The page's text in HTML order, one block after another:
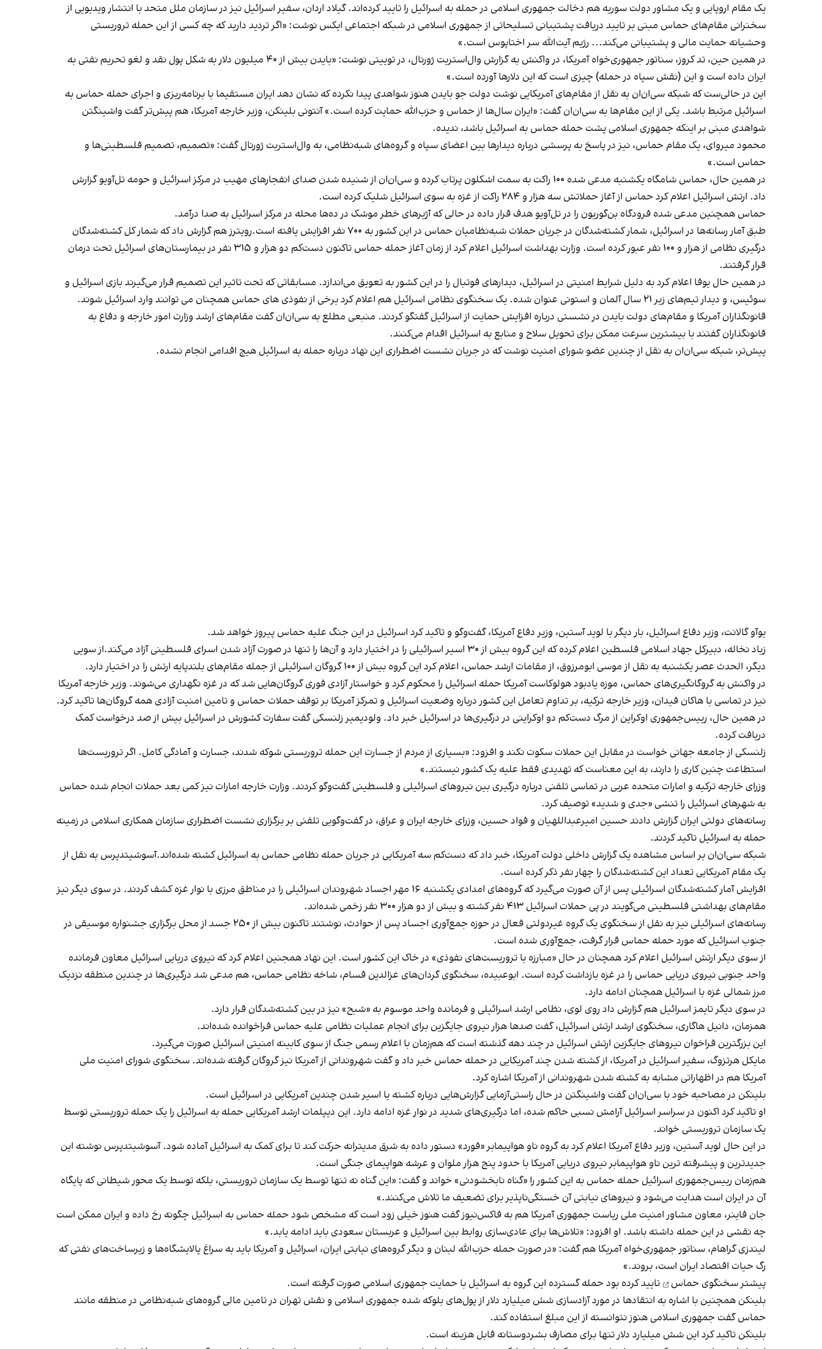
یک مقام اروپایی و یک مشاور دولت سوریه هم دخالت جمهوری اسلامی در حمله به اسرائیل را تایید کرده‌اند. گیلاد اردان، سفیر اسرائیل نیز در سازمان ملل متحد با انتشار ویدیویی از
سخنرانی مقام‌های حماس مبنی بر تایید دریافت پشتیبانی تسلیحاتی از جمهوری اسلامی در شبکه اجتماعی ایکس نوشت: «اگر تردید دارید که چه کسی از این حمله تروریستی
وحشیانه حمایت مالی و پشتیبانی می‌کند... رژيم آيت‌الله سر اختاپوس است.»
در همین حین، تد کروز، سناتور جمهوری‌خواه آمریکا، در واکنش به گزارش وال‌استریت ژورنال، در توییتی نوشت: «بایدن بیش از ۴۰ میلیون دلار به شکل پول نقد و لغو تحریم نفتی به
ایران داده است و این (نقش سپاه در حمله) چیزی است که این دلارها آورده است.»
این در حالی‌ست که شبکه سی‌ان‌ان به نقل از مقام‌های آمریکایی نوشت دولت جو بایدن هنوز شواهدی پیدا نکرده که نشان دهد ایران مستقیما با برنامه‌ریزی و اجرای حمله حماس به
اسرائیل مرتبط باشد. یکی از این مقام‌ها به سی‌ان‌ان گفت: «ایران سال‌ها از حماس و حزب‌الله حمایت کرده است.» آنتونی بلینکن، وزیر خارجه آمریکا، هم پیش‌تر گفت واشینگتن
شواهدی مبنی بر اینکه جمهوری اسلامی پشت حمله حماس به اسرائیل باشد، ندیده‌.
محمود میروای، یک مقام حماس، نیز در پاسخ به پرسشی درباره دیدارها بین اعضای سپاه و گروه‌های شبه‌نظامی، به وال‌استریت ژورنال گفت: «تصمیم، تصمیم فلسطینی‌ها و
حماس است.»
در همین حال، حماس شامگاه یکشنبه مدعی شده ۱۰۰ راکت به سمت اشکلون پرتاب کرده و سی‌ان‌ان از شنیده شدن صدای انفجارهای مهیب در مرکز اسرائیل و حومه تل‌آویو گزارش
داد. ارتش اسرائیل اعلام کرد حماس از آغاز حملاتش سه هزار و ۲۸۴ راکت از غزه به سوی اسرائیل شلیک کرده است.
حماس همچنین مدعی شده فرودگاه بن‌گوریون را در تل‌آویو هدف قرار داده در حالی که آژیرهای خطر موشک در ده‌ها محله در مرکز اسرائیل به صدا درآمد.
طبق آمار رسانه‌ها در اسرائیل، شمار کشته‌شدگان در جریان حملات شبه‌نظامیان حماس در این کشور به ۷۰۰ نفر افزایش یافته است.رویترز هم گزارش داد که شمار کل کشته‌شدگان
درگیری نظامی از هزار و ۱۰۰ نفر عبور کرده است. وزارت بهداشت اسرائیل اعلام کرد از زمان آغاز حمله حماس تاکنون دست‌کم دو هزار و ۳۱۵ نفر در بیمارستان‌های اسرائیل تحت درمان
قرار گرفتند.
در همین حال یوفا اعلام کرد به دلیل شرایط امنیتی در اسرائیل، دیدارهای فوتبال را در این کشور به تعویق می‌اندازد. مسابقاتی که تحت تاثیر این تصمیم قرار می‌گیرند بازی اسرائیل و
سوئیس، و دیدار تیم‌های زیر ۲۱ سال آلمان و استونی عنوان شده. یک سخنگوی نظامی اسرائیل هم اعلام کرد برخی از نفوذی های حماس همچنان می توانند وارد اسرائیل شوند.
قانونگذاران آمریکا و مقام‌های دولت بایدن در نشستی درباره افزایش حمایت از اسرائیل گفتگو کردند. منبعی مطلع به سی‌ان‌ان گفت مقام‌های ارشد وزارت امور خارجه و دفاع به
قانونگذاران گفتند با بیشترین سرعت ممکن برای تحویل سلاح و منابع به اسرائیل اقدام می‌کنند.
پیش‌تر، شبکه سی‌ان‌ان‌ به نقل از چندین عضو شورای امنیت نوشت که در جریان نشست اضطراری این نهاد درباره حمله به اسرائیل هیچ اقدامی انجام نشده.
یوآو گالانت، وزیر دفاع اسرائیل، بار دیگر با لوید آستین، وزیر دفاع آمریکا، گفت‌وگو و تاکید کرد اسرائیل در این جنگ علیه حماس پیروز خواهد شد.
زیاد نخاله، دبیرکل جهاد اسلامی فلسطین اعلام کرده که این گروه بیش از ۳۰ اسیر اسرائیلی را در اختیار دارد و آن‌ها را تنها در صورت آزاد شدن اسرای فلسطینی آزاد می‌کند.از سویی
دیگر، الحدث عصر یکشنبه به نقل از موسی ابومرزوق، از مقامات ارشد حماس، اعلام کرد این گروه بیش از ۱۰۰ گروگان اسرائیلی از جمله مقام‌های بلندپایه ارتش را در اختیار دارد.
در واکنش به گروگانگیری‌های حماس، موزه یادبود هولوکاست آمریکا حمله اسرائیل را محکوم کرد و خواستار آزادی فوری گروگان‌هایی شد که در غزه نگهداری می‌شوند. وزیر خارجه آمریکا
نیز در تماسی با هاکان فیدان، وزیر خارجه ترکیه، بر تداوم تعامل این کشور درباره وضعیت اسرائیل و تمرکز آمریکا بر توقف حملات حماس و تامین امنیت آزادی همه گروگان‌ها تاکید کرد.
در همین حال، رییس‌جمهوری اوکراین از مرگ دست‌کم دو اوکراینی در درگیری‌ها در اسرائیل خبر داد. ولودیمیر زلنسکی گفت سفارت کشورش در اسرائیل بیش از صد درخواست کمک
دریافت کرده.
زلنسکی از جامعه جهانی خواست در مقابل این حملات سکوت نکند و افزود: «بسیاری از مردم از جسارت این حمله تروریستی شوکه شدند، جسارت و آمادگی کامل. اگر تروریست‌ها
استطاعت چنین کاری را دارند، به این معنا‌ست که تهدیدی فقط علیه یک کشور نیستند.»
وزرای خارجه ترکیه و امارات متحده عربی در تماسی تلفنی درباره درگیری بین نیروهای اسرائیلی و فلسطینی گفت‌وگو کردند. وزارت خارجه امارات نیز کمی بعد حملات انجام شده حماس
به شهرهای اسرائیل را تنشی «جدی و شدید» توصیف کرد.
رسانه‌های دولتی ایران گزارش دادند حسین امیرعبداللهیان و فواد حسین، وزرای خارجه ایران و عراق، در گفت‌وگویی تلفنی بر برگزاری نشست اضطراری سازمان همکاری اسلامی در زمینه
حمله به اسرائیل تاکید کردند.
‌شبکه سی‌ان‌ان بر اساس مشاهده یک گزارش داخلی دولت آمریکا، خبر داد که دست‌کم سه آمریکایی در جریان حمله نظامی حماس به اسرائیل کشته شده‌اند.آسوشیتدپرس به نقل از
یک مقام آمریکایی تعداد این کشته‌شدگان را چهار نفر ذکر کرده‌ است.
افزایش آمار کشته‌شدگان اسرائیلی پس از آن صورت می‌گیرد که گروه‌های امدادی یکشنبه ۱۶ مهر اجساد شهروندان اسرائیلی را در مناطق مرزی با نوار غزه کشف کردند. در سوی دیگر نیز
مقام‌های بهداشتی فلسطینی می‌گویند در پی حملات اسرائیل ۴۱۳ نفر کشته و بیش از دو هزار ۳۰۰ نفر زخمی شده‌اند.
رسانه‌های اسرائیلی نیز به نقل از سخنگوی یک گروه غیردولتی فعال در حوزه جمع‌آوری اجساد پس از حوادث، نوشتند تاکنون بیش از ۲۵۰ جسد از محل برگزاری جشنواره موسیقی در
جنوب اسرائیل که مورد حمله حماس قرار گرفت، جمع‌آوری شده است.
از سوی دیگر ارتش اسرائیل اعلام کرد همچنان در حال «مبارزه با تروریست‌های نفوذی» در خاک این کشور است. این نهاد همجنین اعلام کرد که نیروی دریایی اسرائیل معاون فرمانده
واحد جنوبی نیروی دریایی حماس را در غزه بازداشت کرده است. ابوعبیده، سخنگوی گردان‌های عزالدین قسام، شاخه نظامی حماس، هم مدعی شد درگیری‌ها در چندین منطقه نزدیک
مرز شمالی غزه با اسرائیل همچنان ادامه دارد.
در سوی دیگر تایمز اسرائیل هم گزارش داد روی لوی، نظامی ارشد اسرائیلی و فرمانده واحد موسوم به «شبح» نیز در بین کشته‌شدگان قرار دارد.
همزمان، دانیل هاگاری، سخنگوی ارشد ارتش اسرائیل، گفت صدها هزار نیروی جایگزین برای انجام عملیات نظامی علیه حماس فراخوانده شده‌اند.
این بزرگترین فراخوان نیروهای جایگزین ارتش اسرائیل در چند دهه گذشته است که هم‌زمان با اعلام رسمی جنگ از سوی کابینه امنیتی اسرائیل صورت می‌گیرد.
مایکل هرتزوگ، سفیر اسرائیل در آمریکا، از کشته شدن چند آمریکایی در حمله حماس خبر داد و گفت شهروندانی از آمریکا نیز گروگان گرفته شده‌اند. سخنگوی شورای امنیت ملی
آمریکا هم در اظهاراتی مشابه به کشته شدن شهروندانی از آمریکا اشاره کرد.
بلینکن در مصاحبه خود با سی‌ان‌ان گفت واشینگتن در حال راستی‌آزمایی گزارش‌هایی درباره کشته یا اسیر شدن چندین آمریکایی در اسرائیل است.
او تاکید کرد اکنون در سراسر اسرائیل آرامش نسبی حاکم شده، اما درگیری‌های شدید در نوار غزه ادامه دارد. این دیپلمات ارشد آمریکایی حمله به اسرائیل را یک حمله تروریستی توسط
یک سازمان تروریستی خواند.
در این حال لوید آستین، وزیر دفاع آمریکا اعلام کرد به گروه ناو هواپیمابر «فورد» دستور داده به شرق مدیترانه حرکت کند تا برای کمک به اسرائیل آماده شود. آسوشیتدپرس نوشته این
جدیدترین و پیشرفته ترین ناو هواپیمابر نیروی دریایی آمریکا با حدود پنج هزار ملوان و عرشه هواپیمای جنگی است.
هم‌زمان رییس‌جمهوری اسرائیل حمله حماس به این کشور را «گناه نابخشودنی» خواند و گفت: «این گناه نه تنها توسط یک سازمان تروریستی، بلکه توسط یک محور شیطانی که پایگاه
آن در ایران است هدایت می‌شود و نیروهای نیابتی آن خستگی‌ناپذیر برای تضعیف ما تلاش می‌کنند.»
جان فاینر، معاون مشاور امنیت ملی ریاست جمهوری آمریکا هم به فاکس‌نیوز گفت هنوز خیلی زود است که مشخص شود حمله حماس به اسرائیل چگونه رخ داده و ایران ممکن است
چه نقشی در این حمله داشته باشد. او افزود: «تلاش‌ها برای عادی‌سازی روابط بین اسرائیل و عربستان سعودی باید ادامه یابد.»
لیندزی گراهام، سناتور جمهوری‌خواه آمریکا هم گفت: «در صورت حمله حزب‌الله لبنان و دیگر گروه‌های نیابتی ایران، اسرائیل و آمریکا باید به سراغ پالایشگاه‌ها و زیرساخت‌های نفتی که
رگ حیات اقتصاد ایران است، بروند.»
پیشترسخنگوی حماس
تایید کرده بود حمله‌ گسترده این گروه به اسرائیل با حمایت جمهوری اسلامی صورت گرفته است.
بلینکن همچنین با اشاره به انتقادها در مورد آزادسازی شش میلیارد دلار از پول‌های بلوکه شده جمهوری اسلامی و نقش تهران در تامین مالی گروه‌های شبه‌نظامی در منطقه مانند
حماس گفت جمهوری اسلامی هنوز نتوانسته از این مبلغ استفاده کند.
بلینکن تاکید کرد این شش میلیارد دلار تنها برای مصارف بشردوستانه قابل هزینه است.